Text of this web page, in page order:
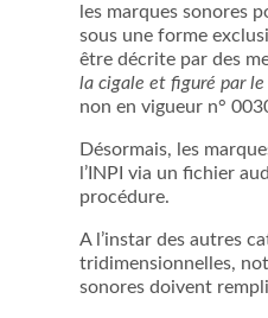
les marques sonores
sous une forme
être décrite par des
la cigale et figuré par le
non en vigueur n°
Désormais, les
l’INPI via un fichier
procédure.
A l’instar des autres
tridimensionnelles,
sonores doivent